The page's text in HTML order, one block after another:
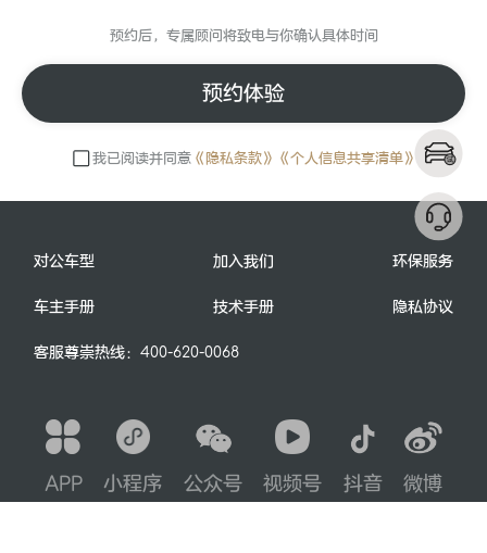
预约后，专属顾问将致电与你确认具体时间
预约体验
我已阅读并同意《隐私条款》 《个人信息共享清单》
对公车型 加入我们 环保服务
车主手册 技术手册 隐私协议
客服尊崇热线：400-620-0068
APP 小程序 公众号 视频号 抖音 微博